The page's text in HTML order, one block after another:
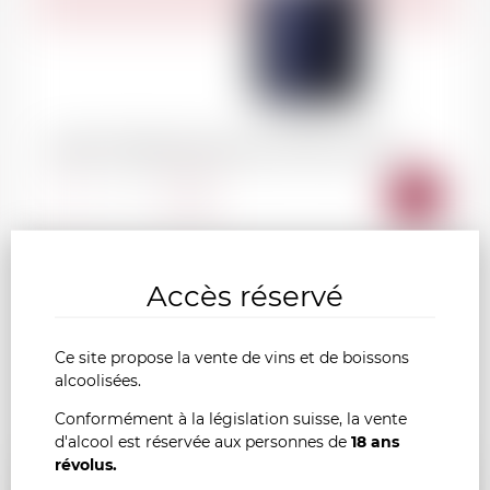
SAINT-EMILION Château de Pressac 2021
75cl
Accès réservé
Ce site propose la vente de vins et de boissons
alcoolisées.
Conformément à la législation suisse, la vente
d'alcool est réservée aux personnes de 18 ans
révolus.